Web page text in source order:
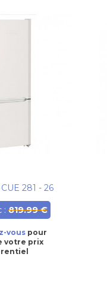
281 - 26
:819.99 €
vous pour
votre prix